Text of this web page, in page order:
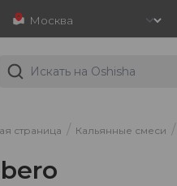
страница / Кальянные смеси /